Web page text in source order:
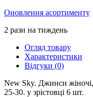
Оновлення асортименту
2 рази на тиждень
Огляд товару
Характеристики
Відгуки (0)
New Sky. Джинси
25-30. у зрістовці 6 шт.